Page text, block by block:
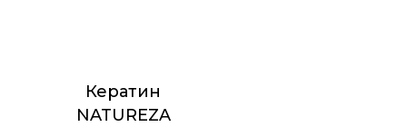
Кератин
NATUREZA